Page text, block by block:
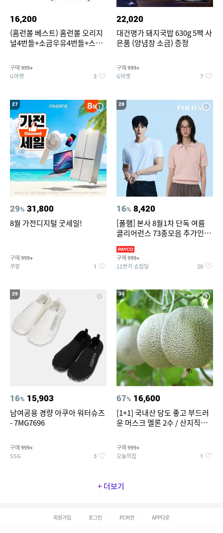
16,200
(홈런볼 베스트) 홈런볼 오리지
널4번들+소금우유4번들+스윗
콘맛4번들
구매 999+
G마켓 3
22,020
대건명가 돼지국밥 630g 5팩 사
은품 (양념장 소금) 증정
구매 999+
G마켓 7
27
29% 31,800
8월 가전디지털 굿세일!
구매 999+
쿠팡 1
28
16% 8,420
[폴햄] 본사 8월1차 단독 여름
클리어런스 73종모음 추가인하
구매 999+
11번가 쇼킹딜 20
29
16% 15,903
남여공용 경량 아쿠아 워터슈즈
- 7MG7696
구매 999+
SSG 3
30
67% 16,600
[1+1] 국내산 당도 좋고 부드러
운 머스크 멜론 2수 / 산지직송 x
구매 999+
오늘의집 1
+ 더보기
회원가입 로그인 PC버전 APP다운